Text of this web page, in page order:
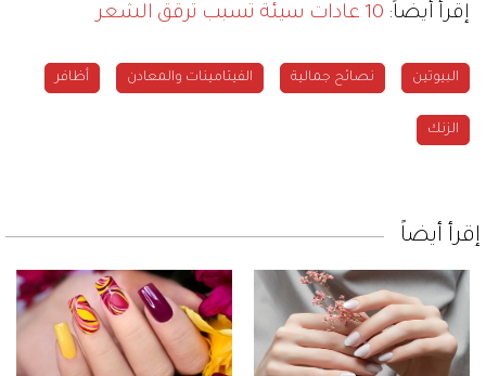
إقرأ أيضاً:
البيوتين نصائح جمالية الفيتامينات والمعادن أظافر
الزنك
إقرأ أيضاً